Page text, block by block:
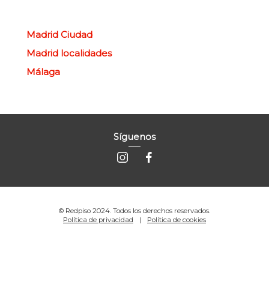
Madrid Ciudad
Madrid localidades
Málaga
Síguenos
© Redpiso 2024. Todos los derechos reservados.
Política de privacidad
Política de cookies